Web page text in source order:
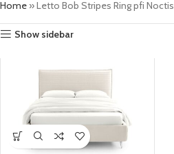
Home »Letto Bob Stripes Ring pfi Noctis
Show sidebar